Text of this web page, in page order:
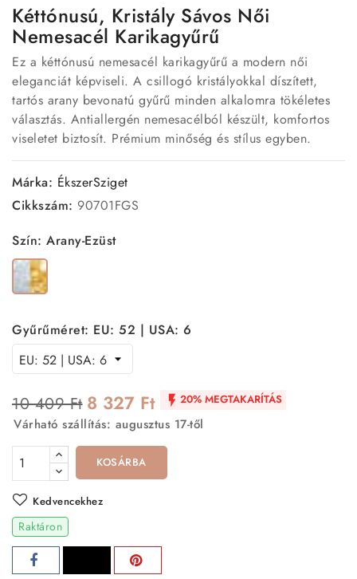
Kéttónusú, Kristály Sávos Női
Nemesacél Karikagyűrű
Ez a kéttónusú nemesacél karikagyűrű a modern női
eleganciát képviseli. A csillogó kristályokkal díszített,
tartós arany bevonatú gyűrű minden alkalomra tökéletes
választás. Antiallergén nemesacélból készült, komfortos
viseletet biztosít. Prémium minőség és stílus egyben.
Márka: ÉkszerSziget
Cikkszám: 90701FGS
Szín: Arany-Ezüst
Arany-
Ezüst
Gyűrűméret: EU: 52 | USA: 6
10 409 Ft 8 327 Ft  20% MEGTAKARÍTÁS
Várható szállítás: augusztus 17-től
KOSÁRBA
Kedvencekhez
Raktáron